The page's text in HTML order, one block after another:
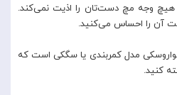
وجه مچ دست‌تان را اذیت نمی‌کند.
آن را احساس می‌کنید.
مدل کمربندی یا سگکی است که
کنید.